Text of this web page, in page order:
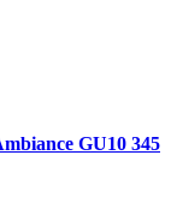
GU10 345